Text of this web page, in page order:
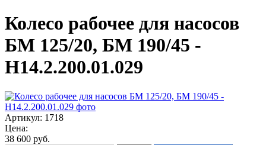
Колесо рабочее для насосов
БМ 125/20, БМ 190/45 -
Н14.2.200.01.029
Артикул: 1718
Цена:
38 600 руб.